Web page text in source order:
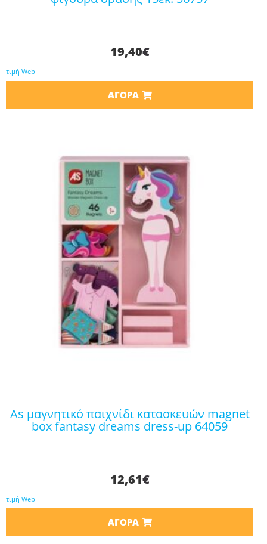
19,40€
τιμή Web
ΑΓΟΡΆ
as μαγνητικό παιχνίδι κατασκευών magnet
box fantasy dreams dress-up 64059
12,61€
τιμή Web
ΑΓΟΡΆ